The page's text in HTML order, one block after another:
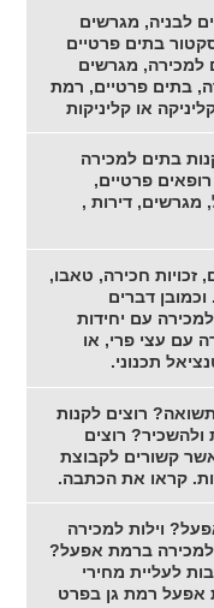
לבניה, מגרשים
בתים פרטיים
למכירה, מגרשים
בתים פרטיים, רמת
או קליניקות
בתים למכירה
פרטיים,
דירות ,
חכירה, טאבו,
דברים
עם יחידות
עם עצי פרי, או
תכנוני.
רוצים לקנות
רוצים
קשורים לקבוצת
קראו את הכתבה.
וילות למכירה
ברמת אפעל?
לעליית מחירי
אפעל רמת גן בפרט